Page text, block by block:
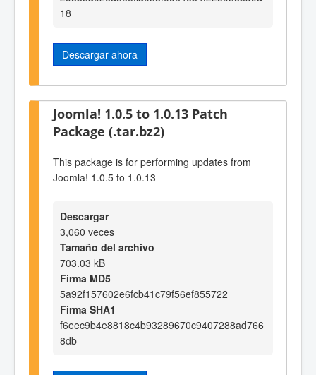
18
Descargar ahora
Joomla! 1.0.5 to 1.0.13 Patch
Package (.tar.bz2)
This package is for performing updates from
Joomla! 1.0.5 to 1.0.13
Descargar
3,060 veces
Tamaño del archivo
703.03 kB
Firma MD5
5a92f157602e6fcb41c79f56ef855722
Firma SHA1
f6eec9b4e8818c4b93289670c9407288ad766
8db